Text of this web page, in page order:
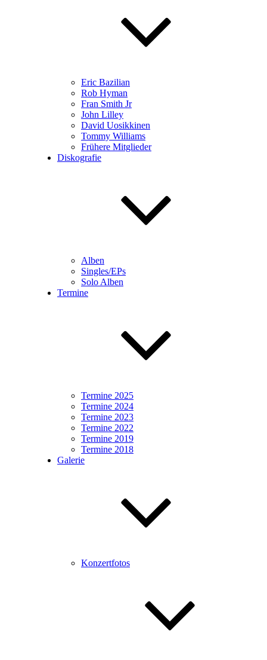
Eric Bazilian
Rob Hyman
Fran Smith Jr
John Lilley
David Uosikkinen
Tommy Williams
Frühere Mitglieder
Diskografie
Alben
Singles/EPs
Solo Alben
Termine
Termine 2025
Termine 2024
Termine 2023
Termine 2022
Termine 2019
Termine 2018
Galerie
Konzertfotos